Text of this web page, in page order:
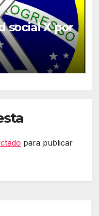
social X por
para publicar